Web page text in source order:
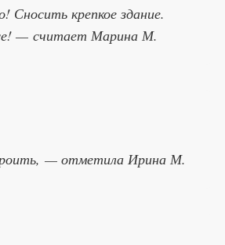
Сносить крепкое здание.
— считает Марина М.
— отметила Ирина М.